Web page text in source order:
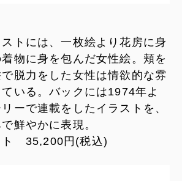
トには、一枚絵より花房に身
物に身を包んだ女性絵。頬を
脱力をした女性は情欲的な雰
いる。バックには1974年よ
ーで連載をしたイラストを、
鮮やかに表現。
ト 35,200円(税込)